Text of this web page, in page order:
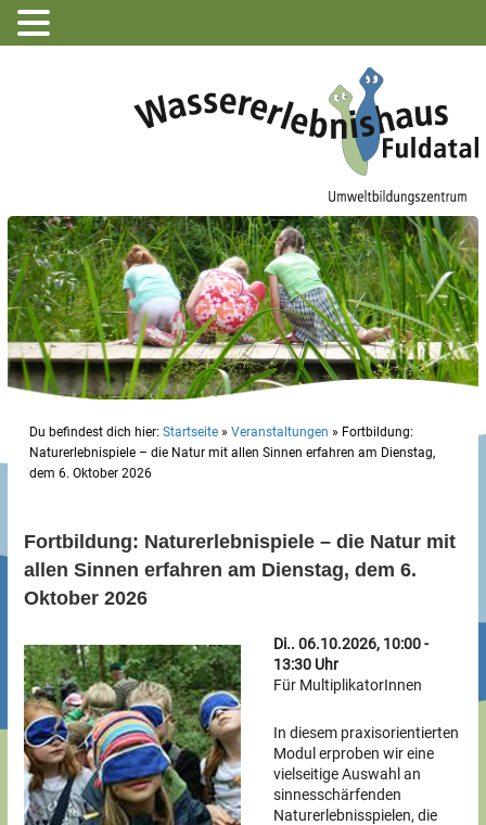
Du befindest dich hier: Startseite » Veranstaltungen » Fortbildung:
Naturerlebnispiele – die Natur mit allen Sinnen erfahren am Dienstag,
dem 6. Oktober 2026
Fortbildung: Naturerlebnispiele – die Natur mit
allen Sinnen erfahren am Dienstag, dem 6.
Oktober 2026
Di.. 06.10.2026, 10:00 -
13:30 Uhr
Für MultiplikatorInnen
In diesem praxisorientierten
Modul erproben wir eine
vielseitige Auswahl an
sinnesschärfenden
Naturerlebnisspielen, die